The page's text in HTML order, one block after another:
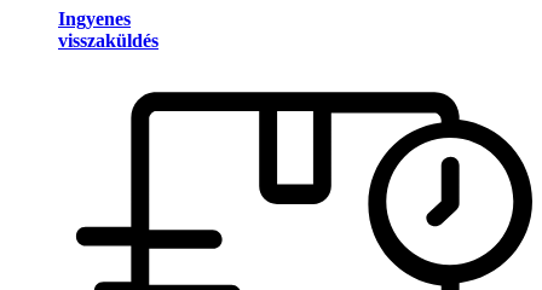
Ingyenes
visszaküldés